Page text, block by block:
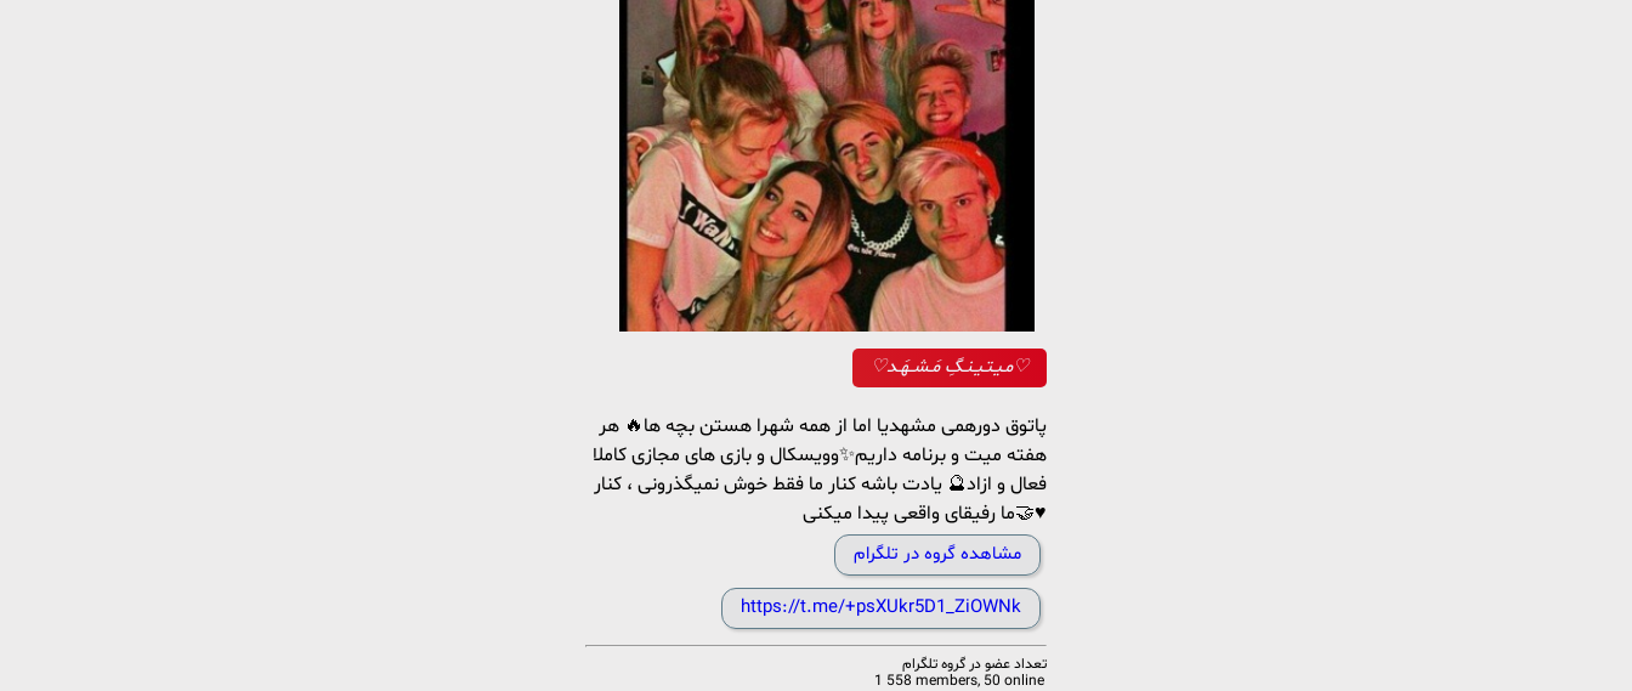
♡مـیـتـیـنـگِ مَـشــهَـد♡
پاتوق دورهمی مشهدیا اما از همه شهرا هستن بچه ها🔥 هر
هفته میت و برنامه داریم✨وویسکال و بازی های مجازی کاملا
فعال و ازاد🔮 یادت باشه کنار ما فقط خوش نمیگذرونی ، کنار
ما رفیقای واقعی پیدا میکنی🤝♥️
مشاهده گروه در تلگرام
https://t.me/+psXUkr5D1_ZiOWNk
تعداد عضو در گروه تلگرام
1 558 members, 50 online